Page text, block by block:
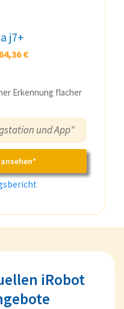
j7+
€
Erkennung flacher
und App"
iRobot